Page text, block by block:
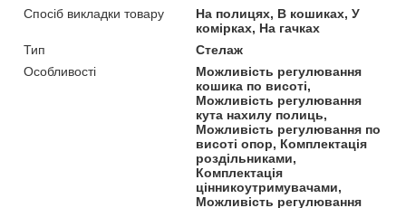
Спосіб викладки товару
На полицях, В кошиках, У
комірках, На гачках
Тип
Стелаж
Особливості
Можливість регулювання
кошика по висоті,
Можливість регулювання
кута нахилу полиць,
Можливість регулювання по
висоті опор, Комплектація
роздільниками,
Комплектація
цінникоутримувачами,
Можливість регулювання